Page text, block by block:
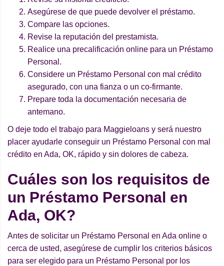
Asegúrese de que puede devolver el préstamo.
Compare las opciones.
Revise la reputación del prestamista.
Realice una precalificación online para un Préstamo
Personal.
Considere un Préstamo Personal con mal crédito
asegurado, con una fianza o un co-firmante.
Prepare toda la documentación necesaria de
antemano.
O deje todo el trabajo para Maggieloans y será nuestro
placer ayudarle conseguir un Préstamo Personal con mal
crédito en Ada, OK, rápido y sin dolores de cabeza.
Cuáles son los requisitos de
un Préstamo Personal en
Ada, OK?
Antes de solicitar un Préstamo Personal en Ada online o
cerca de usted, asegúrese de cumplir los criterios básicos
para ser elegido para un Préstamo Personal por los